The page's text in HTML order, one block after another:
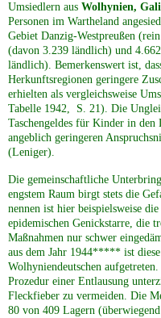
Umsiedlern aus Wolhynien,
Personen im Wartheland
Gebiet Danzig-Westpreußen
(davon 3.239 ländlich) und
ländlich). Bemerkenswert ist,
Herkunftsregionen geringere
erhielten als vergleichsweise
Tabelle 1942, S. 21). Die
Taschengeldes für Kinder in
angeblich geringeren
(Leniger).
Die gemeinschaftliche
engstem Raum birgt stets die
nennen ist hier beispielsweise
epidemischen Genickstarre, die
Maßnahmen nur schwer
aus dem Jahr 1944***** ist
Wolhyniendeutschen
Prozedur einer Entlausung
Fleckfieber zu vermeiden. Die
80 von 409 Lagern